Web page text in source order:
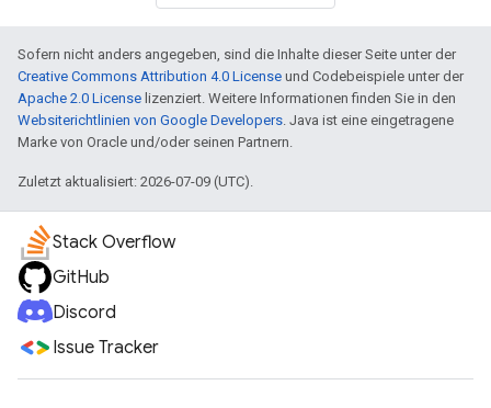
Sofern nicht anders angegeben, sind die Inhalte dieser Seite unter der
Creative Commons Attribution 4.0 License und Codebeispiele unter der
Apache 2.0 License lizenziert. Weitere Informationen finden Sie in den
Websiterichtlinien von Google Developers. Java ist eine eingetragene
Marke von Oracle und/oder seinen Partnern.
Zuletzt aktualisiert: 2026-07-09 (UTC).
Stack Overflow
GitHub
Discord
Issue Tracker